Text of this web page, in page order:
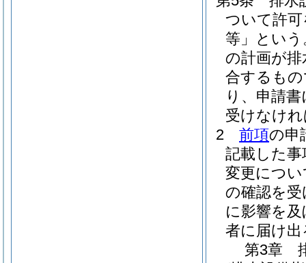
ついて許
等」という
の計画が
合するも
り、申請
受けなけ
2
前項の申
記載した
変更につ
の確認を
に影響を
者に届け
第3章